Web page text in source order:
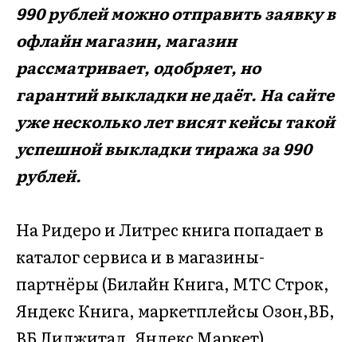
990 рублей можно отправить заявку в
офлайн магазин, магазин
рассматривает, одобряет, но
гарантий выкладки не даёт. На сайте
уже несколько лет висят кейсы такой
успешной выкладки тиража за 990
рублей.
На Ридеро и Литрес книга попадает в
каталог сервиса и в магазины-
партнёры (Билайн Книга, МТС Строк,
Яндекс Книга, маркетплейсы Озон,ВБ,
ВБ Диджитал, Яндекс Маркет).